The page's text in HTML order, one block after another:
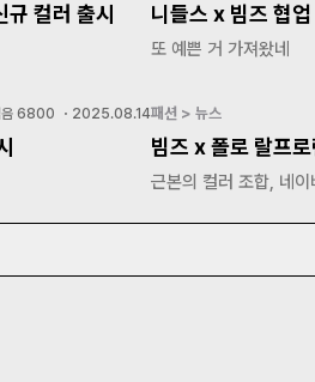
컬러 출시 니들스 x 빔즈 협
또 예쁜 거 가져왔네
6800 ・ 2025.08.14패션 > 뉴스
빔즈 x 폴로 랄프
근본의 컬러 조합, 네이